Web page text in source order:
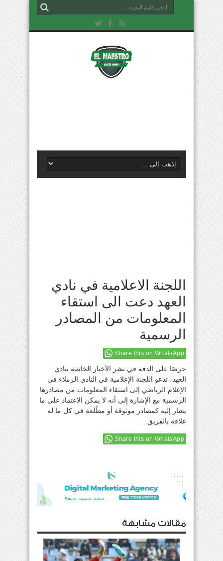
اللجنة الاعلامية في نادي
العهد دعت الى استقاء
المعلومات من المصادر
الرسمية
Share this on WhatsApp
حرصًا على الدقة في نشر الأخبار الخاصة بنادي
العهد، تدعو اللجنة الإعلامية في النادي الزملاء في
الإعلام الرياضي إلى استقاء المعلومات من مصادرها
الرسمية مع الإشارة إلى أنه لا يمكن الاعتماد على ما
يشار إليه كمصادر موثوقة أو مطّلعة في كل ما له
علاقة بالفريق.
Share this on WhatsApp
مقالات مشابهة